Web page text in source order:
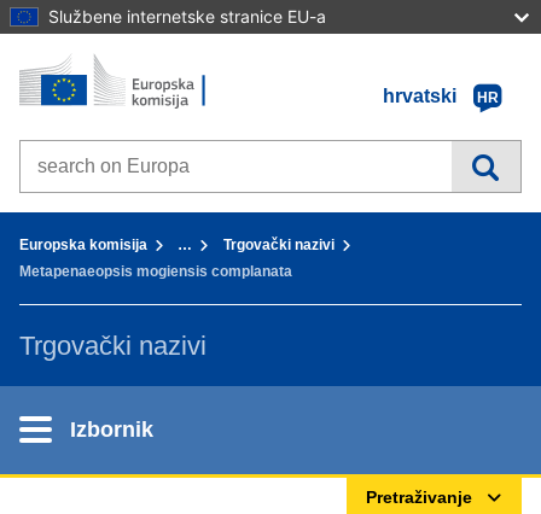
Službene internetske stranice EU-a
Idi na sadržaj
Početna stranica - Europska komisija
hrvatski
HR
Search on Europa websites
Europska komisija …
Trgovački nazivi
Metapenaeopsis mogiensis complanata
Trgovački nazivi
Izbornik
Pretraživanje